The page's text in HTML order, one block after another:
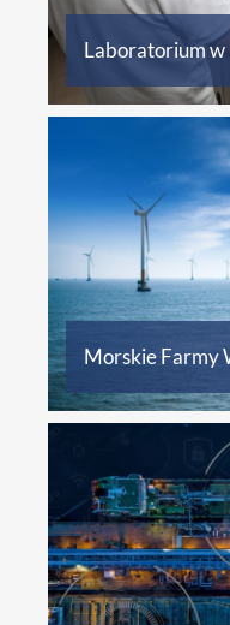
Laboratorium w
Morskie Farmy
Więcej
Certyfikacja
statków
Więcej
Więcej